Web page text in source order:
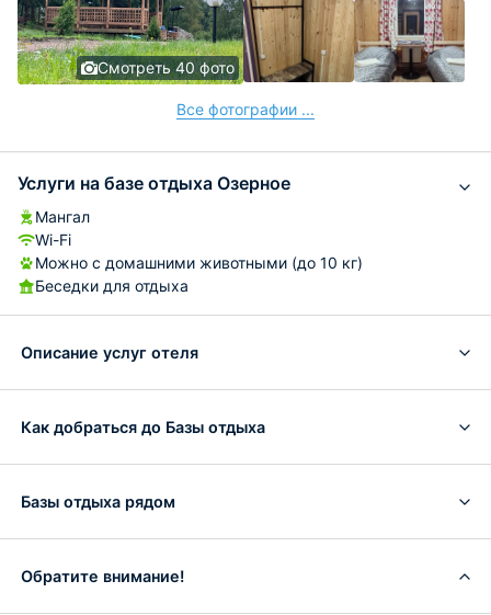
Смотреть 40 фото
Все фотографии ...
Услуги на базе отдыха Озерное
Мангал
Wi-Fi
Можно с домашними животными (до 10 кг)
Беседки для отдыха
Описание услуг отеля
Как добраться до Базы отдыха
Базы отдыха рядом
Обратите внимание!